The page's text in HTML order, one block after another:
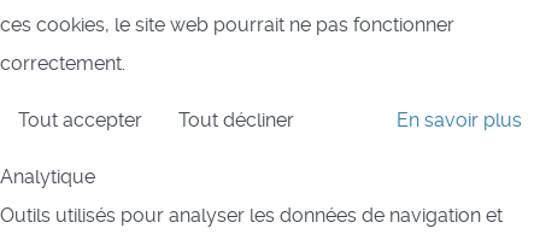
ces cookies, le site web pourrait ne pas fonctionner
correctement.
Tout accepter Tout décliner En savoir plus
Analytique
Outils utilisés pour analyser les données de navigation et